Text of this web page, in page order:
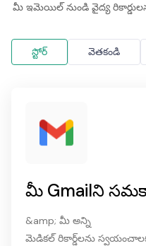
మీ ఇమెయిల్ నుండి వైద్య
స్టోర్ వెతకండి
మీ Gmailని
&amp; మీ అన్ని
మెడికల్ రికార్డ్‌లను